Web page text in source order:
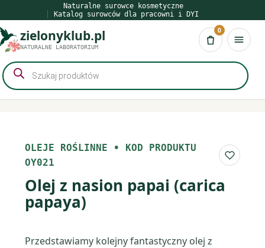
do
treści
Naturalne surowce kosmetyczne
Katalog surowców dla pracowni i DYI
zielonyklub.pl
NATURALNE LABORATORIUM Koszyk
0
Wyszukiwarka
produktów
OLEJE ROŚLINNE • KOD PRODUKTU
OY021
Do
Olej z nasion papai (carica
papaya)
Przedstawiamy kolejny fantastyczny olej z